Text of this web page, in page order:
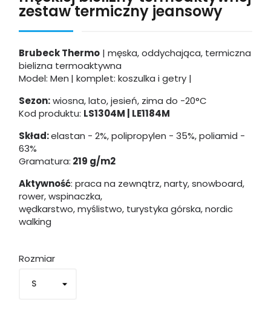
zestaw termiczny jeansowy
Brubeck Thermo | męska, oddychająca, termiczna
bielizna termoaktywna
Model: Men | komplet: koszulka i getry |
Sezon:wiosna, lato, jesień, zima do -20°C
Kod produktu: LS1304M | LE1184M
Skład:elastan - 2%, polipropylen - 35%, poliamid -
63%
Gramatura: 219 g/m2
Aktywność: praca na zewnątrz, narty, snowboard,
rower, wspinaczka,
wędkarstwo, myślistwo, turystyka górska, nordic
walking
Rozmiar